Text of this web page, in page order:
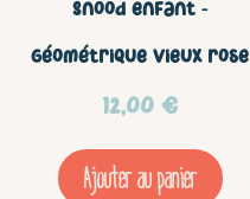
Snood enfant –
Géométrique vieux rose
12,00 €
Ajouter au panier